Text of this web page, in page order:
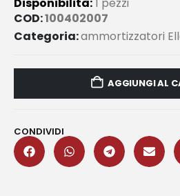
Disponibilità:1 pezzi
COD:100402007
Categoria:ammortizzatori
AGGIUNGI AL
CONDIVIDI